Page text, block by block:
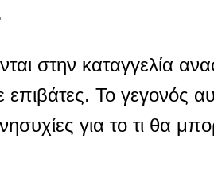
στην καταγγελία
Το γεγονός
για το τι θα